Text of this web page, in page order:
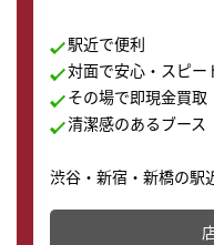
駅近で便利
対面で安心・スピー
その場で即現金買取
清潔感のあるブース
渋谷・新宿・新橋の駅
その場で現金買取致し
店舗を併設しており、